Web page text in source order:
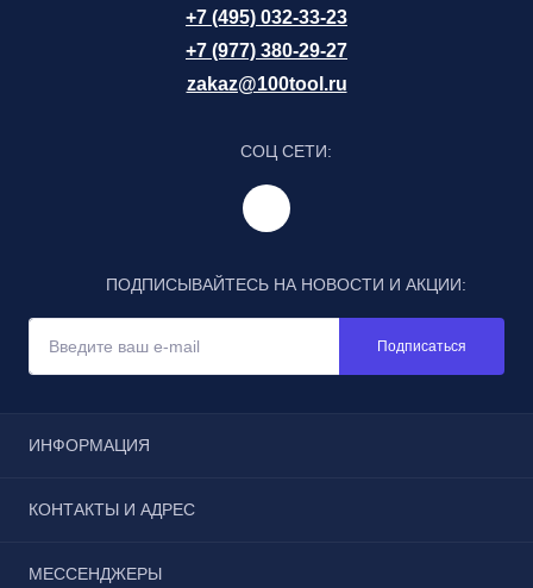
+7 (495) 032-33-23
+7 (977) 380-29-27
zakaz@100tool.ru
СОЦ СЕТИ:
ПОДПИСЫВАЙТЕСЬ НА НОВОСТИ И АКЦИИ:
Подписаться
ИНФОРМАЦИЯ
Реквизиты
Каталог
КОНТАКТЫ И АДРЕС
185
МЕССЕНДЖЕРЫ